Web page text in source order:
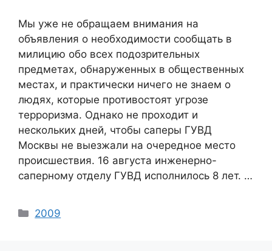
Мы уже не обращаем внимания на
объявления о необходимости сообщать в
милицию обо всех подозрительных
предметах, обнаруженных в общественных
местах, и практически ничего не знаем о
людях, которые противостоят угрозе
терроризма. Однако не проходит и
нескольких дней, чтобы саперы ГУВД
Москвы не выезжали на очередное место
происшествия. 16 августа инженерно-
саперному отделу ГУВД исполнилось 8 лет. …
Categories
2009